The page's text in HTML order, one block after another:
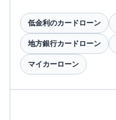
低金利のカードローン
地方銀行カードローン
マイカーローン